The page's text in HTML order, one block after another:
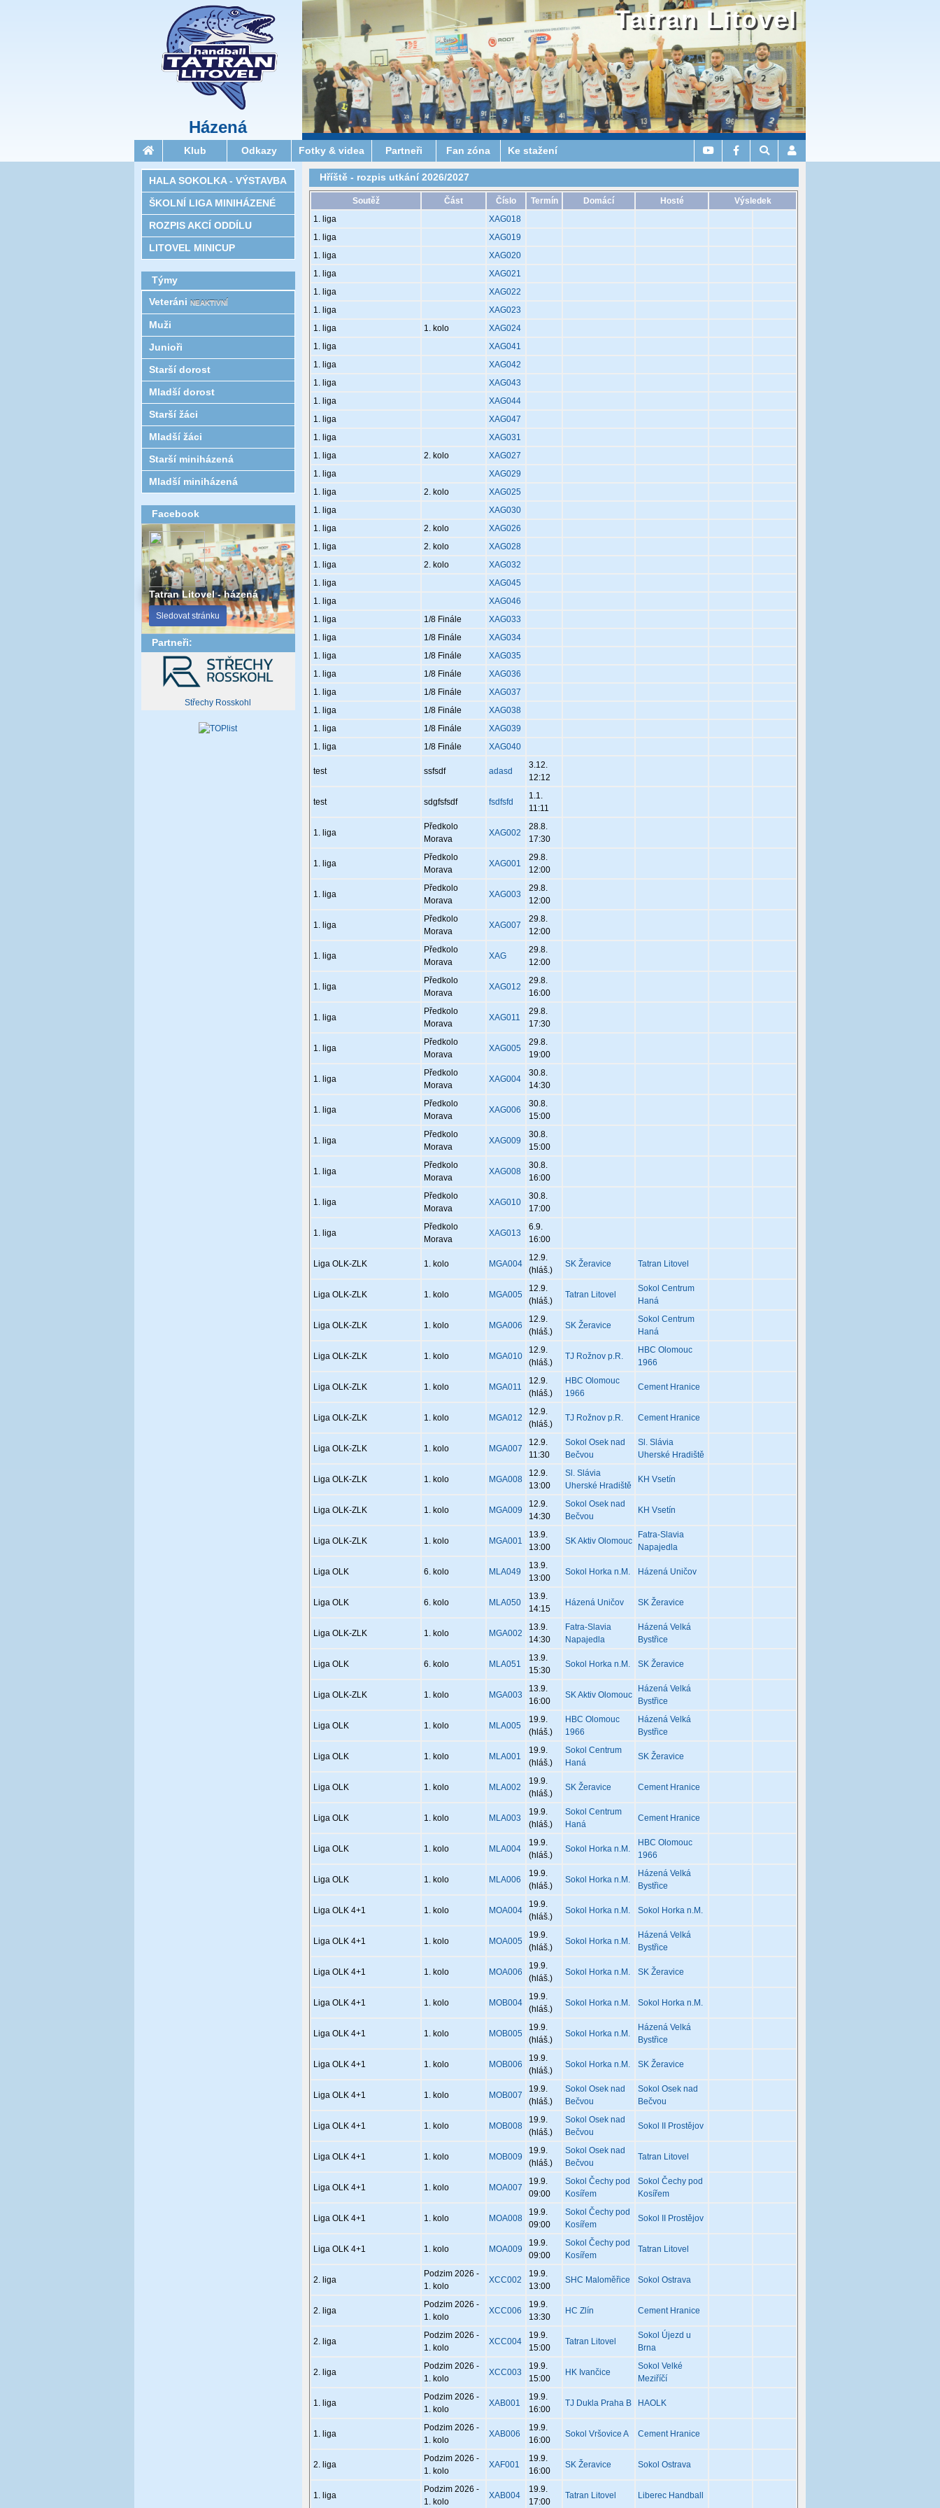
Házená
Tatran Litovel
Klub Odkazy Fotky & videa Partneři Fan zóna Ke stažení
Hříště - rozpis utkání 2026/2027
Soutěž Část Číslo Termín Domácí Hosté
Výsledek
1. liga
XAG018
1. liga
XAG019
1. liga
XAG020
1. liga
XAG021
1. liga
XAG022
1. liga
XAG023
1. liga
1. kolo
XAG024
1. liga
XAG041
1. liga
XAG042
1. liga
XAG043
1. liga
XAG044
1. liga
XAG047
1. liga
XAG031
1. liga
2. kolo
XAG027
1. liga
XAG029
1. liga
2. kolo
XAG025
1. liga
XAG030
1. liga
2. kolo
XAG026
1. liga
2. kolo
XAG028
1. liga
2. kolo
XAG032
1. liga
XAG045
1. liga
XAG046
1. liga
1/8 Finále
XAG033
1. liga
1/8 Finále
XAG034
1. liga
1/8 Finále
XAG035
1. liga
1/8 Finále
XAG036
1. liga
1/8 Finále
XAG037
1. liga
1/8 Finále
XAG038
1. liga
1/8 Finále
XAG039
1. liga
1/8 Finále XAG040
test ssfsdf adasd
3.12.
12:12
test sdgfsfsdf fsdfsfd
1.1.
11:11
1. liga
Předkolo
Morava
XAG002
28.8.
17:30
1. liga
Předkolo
Morava
XAG001
29.8.
12:00
1. liga
Předkolo
Morava
XAG003
29.8.
12:00
1. liga
Předkolo
Morava
XAG007
29.8.
12:00
1. liga
Předkolo
Morava
XAG
29.8.
12:00
1. liga
Předkolo
Morava
XAG012
29.8.
16:00
1. liga
Předkolo
Morava
XAG011
29.8.
17:30
1. liga
Předkolo
Morava
XAG005
29.8.
19:00
1. liga
Předkolo
Morava
XAG004
30.8.
14:30
1. liga
Předkolo
Morava
XAG006
30.8.
15:00
1. liga
Předkolo
Morava
XAG009
30.8.
15:00
1. liga
Předkolo
Morava
XAG008
30.8.
16:00
1. liga
Předkolo
Morava
XAG010
30.8.
17:00
1. liga
Předkolo
Morava
XAG013
6.9.
16:00
Liga OLK-ZLK 1. kolo MGA004
12.9.
(hláš.)
SK Žeravice Tatran Litovel
Liga OLK-ZLK 1. kolo MGA005
12.9.
(hláš.)
Tatran Litovel
Sokol Centrum
Haná
Liga OLK-ZLK 1. kolo MGA006
12.9.
(hláš.)
SK Žeravice
Sokol Centrum
Haná
Liga OLK-ZLK 1. kolo MGA010
12.9.
(hláš.)
TJ Rožnov p.R.
HBC Olomouc
1966
Liga OLK-ZLK 1. kolo MGA011
12.9.
(hláš.)
HBC Olomouc
1966
Cement Hranice
Liga OLK-ZLK 1. kolo MGA012
12.9.
(hláš.)
TJ Rožnov p.R. Cement Hranice
Liga OLK-ZLK 1. kolo MGA007
12.9.
11:30
Sokol Osek nad
Bečvou
Sl. Slávia
Uherské Hradiště
Liga OLK-ZLK 1. kolo MGA008
12.9.
13:00
Sl. Slávia
Uherské Hradiště
KH Vsetín
Liga OLK-ZLK 1. kolo MGA009
12.9.
14:30
Sokol Osek nad
Bečvou
KH Vsetín
Liga OLK-ZLK 1. kolo MGA001
13.9.
13:00
SK Aktiv Olomouc
Fatra-Slavia
Napajedla
Liga OLK 6. kolo MLA049
13.9.
13:00
Sokol Horka n.M. Házená Uničov
Liga OLK 6. kolo MLA050
13.9.
14:15
Házená Uničov SK Žeravice
Liga OLK-ZLK 1. kolo MGA002
13.9.
14:30
Fatra-Slavia
Napajedla
Házená Velká
Bystřice
Liga OLK 6. kolo MLA051
13.9.
15:30
Sokol Horka n.M. SK Žeravice
Liga OLK-ZLK 1. kolo MGA003
13.9.
16:00
SK Aktiv Olomouc
Házená Velká
Bystřice
Liga OLK 1. kolo MLA005
19.9.
(hláš.)
HBC Olomouc
1966
Házená Velká
Bystřice
Liga OLK 1. kolo MLA001
19.9.
(hláš.)
Sokol Centrum
Haná
SK Žeravice
Liga OLK 1. kolo MLA002
19.9.
(hláš.)
SK Žeravice Cement Hranice
Liga OLK 1. kolo MLA003
19.9.
(hláš.)
Sokol Centrum
Haná
Cement Hranice
Liga OLK 1. kolo MLA004
19.9.
(hláš.)
Sokol Horka n.M.
HBC Olomouc
1966
Liga OLK 1. kolo MLA006
19.9.
(hláš.)
Sokol Horka n.M.
Házená Velká
Bystřice
Liga OLK 4+1 1. kolo MOA004
19.9.
(hláš.)
Sokol Horka n.M. Sokol Horka n.M.
Liga OLK 4+1 1. kolo MOA005
19.9.
(hláš.)
Sokol Horka n.M.
Házená Velká
Bystřice
Liga OLK 4+1 1. kolo MOA006
19.9.
(hláš.)
Sokol Horka n.M. SK Žeravice
Liga OLK 4+1 1. kolo MOB004
19.9.
(hláš.)
Sokol Horka n.M. Sokol Horka n.M.
Liga OLK 4+1 1. kolo MOB005
19.9.
(hláš.)
Sokol Horka n.M.
Házená Velká
Bystřice
Liga OLK 4+1 1. kolo MOB006
19.9.
(hláš.)
Sokol Horka n.M. SK Žeravice
Liga OLK 4+1 1. kolo MOB007
19.9.
(hláš.)
Sokol Osek nad
Bečvou
Sokol Osek nad
Bečvou
Liga OLK 4+1 1. kolo MOB008
19.9.
(hláš.)
Sokol Osek nad
Bečvou
Sokol II Prostějov
Liga OLK 4+1 1. kolo MOB009
19.9.
(hláš.)
Sokol Osek nad
Bečvou
Tatran Litovel
Liga OLK 4+1 1. kolo MOA007
19.9.
09:00
Sokol Čechy pod
Kosířem
Sokol Čechy pod
Kosířem
Liga OLK 4+1 1. kolo MOA008
19.9.
09:00
Sokol Čechy pod
Kosířem
Sokol II Prostějov
Liga OLK 4+1 1. kolo MOA009
19.9.
09:00
Sokol Čechy pod
Kosířem
Tatran Litovel
2. liga
Podzim 2026 -
1. kolo
XCC002
19.9.
13:00
SHC Maloměřice Sokol Ostrava
2. liga
Podzim 2026 -
1. kolo
XCC006
19.9.
13:30
HC Zlín Cement Hranice
2. liga
Podzim 2026 -
1. kolo
XCC004
19.9.
15:00
Tatran Litovel
Sokol Újezd u
Brna
2. liga
Podzim 2026 -
1. kolo
XCC003
19.9.
15:00
HK Ivančice
Sokol Velké
Meziříčí
1. liga
Podzim 2026 -
1. kolo
XAB001
19.9.
16:00
TJ Dukla Praha B HAOLK
1. liga
Podzim 2026 -
1. kolo
XAB006
19.9.
16:00
Sokol Vršovice A Cement Hranice
2. liga
Podzim 2026 -
1. kolo
XAF001
19.9.
16:00
SK Žeravice Sokol Ostrava
1. liga
Podzim 2026 -
1. kolo
XAB004
19.9.
17:00
Tatran Litovel Liberec Handball
HALA SOKOLKA - VÝSTAVBA
ŠKOLNÍ LIGA MINIHÁZENÉ
ROZPIS AKCÍ ODDÍLU
LITOVEL MINICUP
Týmy
Veteráni NEAKTIVNÍ
Muži
Junioři
Starší dorost
Mladší dorost
Starší žáci
Mladší žáci
Starší miniházená
Mladší miniházená
Facebook
Tatran Litovel - házená
Sledovat stránku
Partneři:
Střechy Rosskohl